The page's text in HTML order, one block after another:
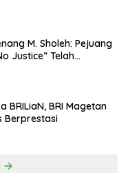
M. Sholeh: Pejuang
Justice” Telah
BRILiaN, BRI Magetan
Berprestasi